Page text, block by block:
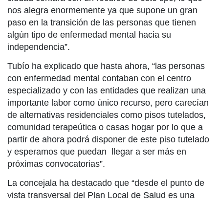
nos alegra enormemente ya que supone un gran
paso en la transición de las personas que tienen
algún tipo de enfermedad mental hacia su
independencia”.
Tubío ha explicado que hasta ahora, “las personas
con enfermedad mental contaban con el centro
especializado y con las entidades que realizan una
importante labor como único recurso, pero carecían
de alternativas residenciales como pisos tutelados,
comunidad terapeútica o casas hogar por lo que a
partir de ahora podrá disponer de este piso tutelado
y esperamos que puedan llegar a ser más en
próximas convocatorias”.
La concejala ha destacado que “desde el punto de
vista transversal del Plan Local de Salud es una